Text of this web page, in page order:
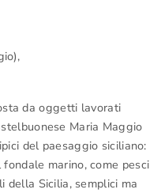
da oggetti lavorati
Maria Maggio
del paesaggio siciliano:
marino, come pesci
della Sicilia, semplici ma